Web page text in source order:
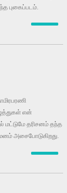
புகைப்படம்.
என்
மட்டுமே தரிசனம் தந்த
அசைபோடுகிறது.